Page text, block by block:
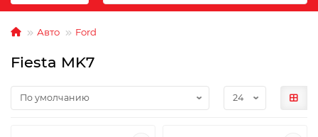
Авто Ford
Fiesta MK7